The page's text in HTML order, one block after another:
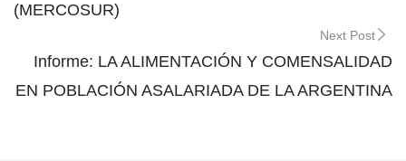
(MERCOSUR)
Next Post
Informe: LA ALIMENTACIÓN Y COMENSALIDAD
EN POBLACIÓN ASALARIADA DE LA ARGENTINA